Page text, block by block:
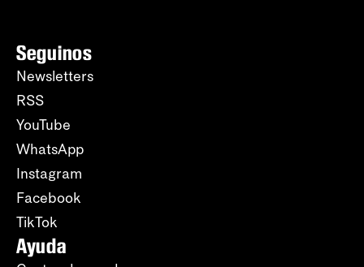
Seguinos
Newsletters
RSS
YouTube
WhatsApp
Instagram
Facebook
TikTok
Ayuda